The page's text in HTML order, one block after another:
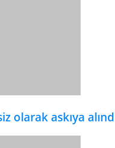
olarak askıya